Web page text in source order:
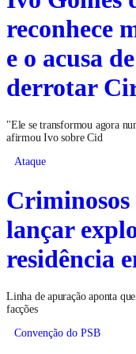
reconhece
e o acusa
derrotar
"Ele se transformou agora
afirmou Ivo sobre Cid
Ataque
lançar
residência
Linha de apuração aponta
facções
Convenção do PSB